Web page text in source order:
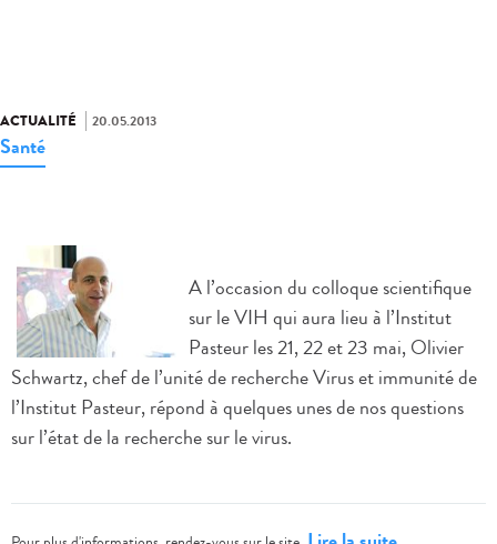
ACTUALITÉ 20.05.2013
Santé
A l’occasion du colloque scientifique
sur le VIH qui aura lieu à l’Institut
Pasteur les 21, 22 et 23 mai, Olivier
Schwartz, chef de l’unité de recherche Virus et immunité de
l’Institut Pasteur, répond à quelques unes de nos questions
sur l’état de la recherche sur le virus.